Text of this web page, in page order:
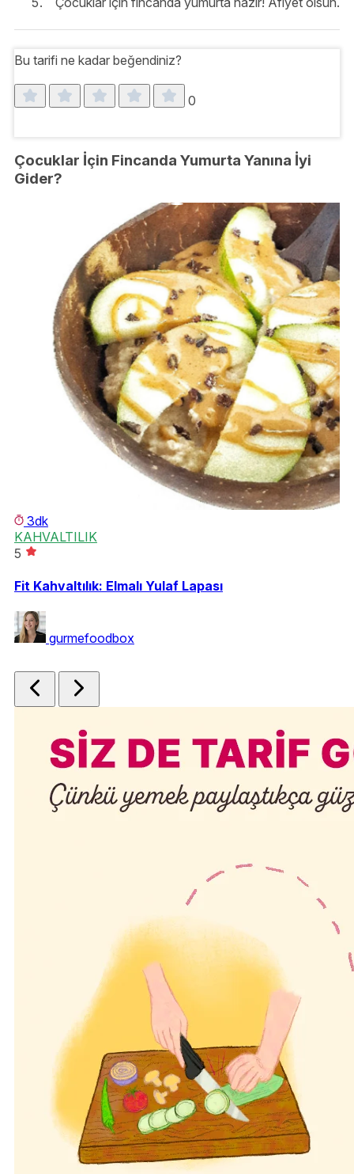
Bu tarifi ne kadar beğendiniz?
0
Çocuklar İçin Fincanda Yumurta Yanına İyi
Gider?
3dk
KAHVALTILIK
5
Fit Kahvaltılık: Elmalı Yulaf Lapası
gurmefoodbox